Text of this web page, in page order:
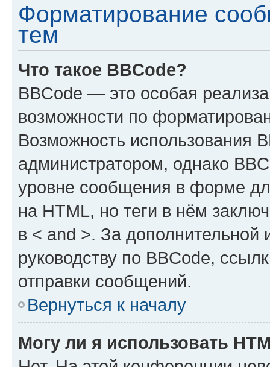
Форматирование
тем
Что такое BBCode?
BBCode — это особая
возможности по
Возможность использования
администратором, однако
уровне сообщения в форме
на HTML, но теги в нём
в < and >. За
руководству по BBCode,
отправки сообщений.
Вернуться к началу
Могу ли я использовать